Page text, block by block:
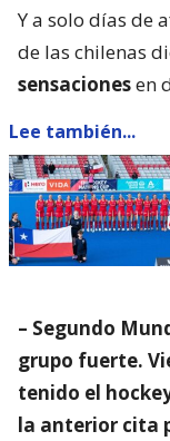
Y a solo días de
de las chilenas
sensacionesen
Lee también...
– Segundo
grupo fuerte.
tenido el
la anterior cita